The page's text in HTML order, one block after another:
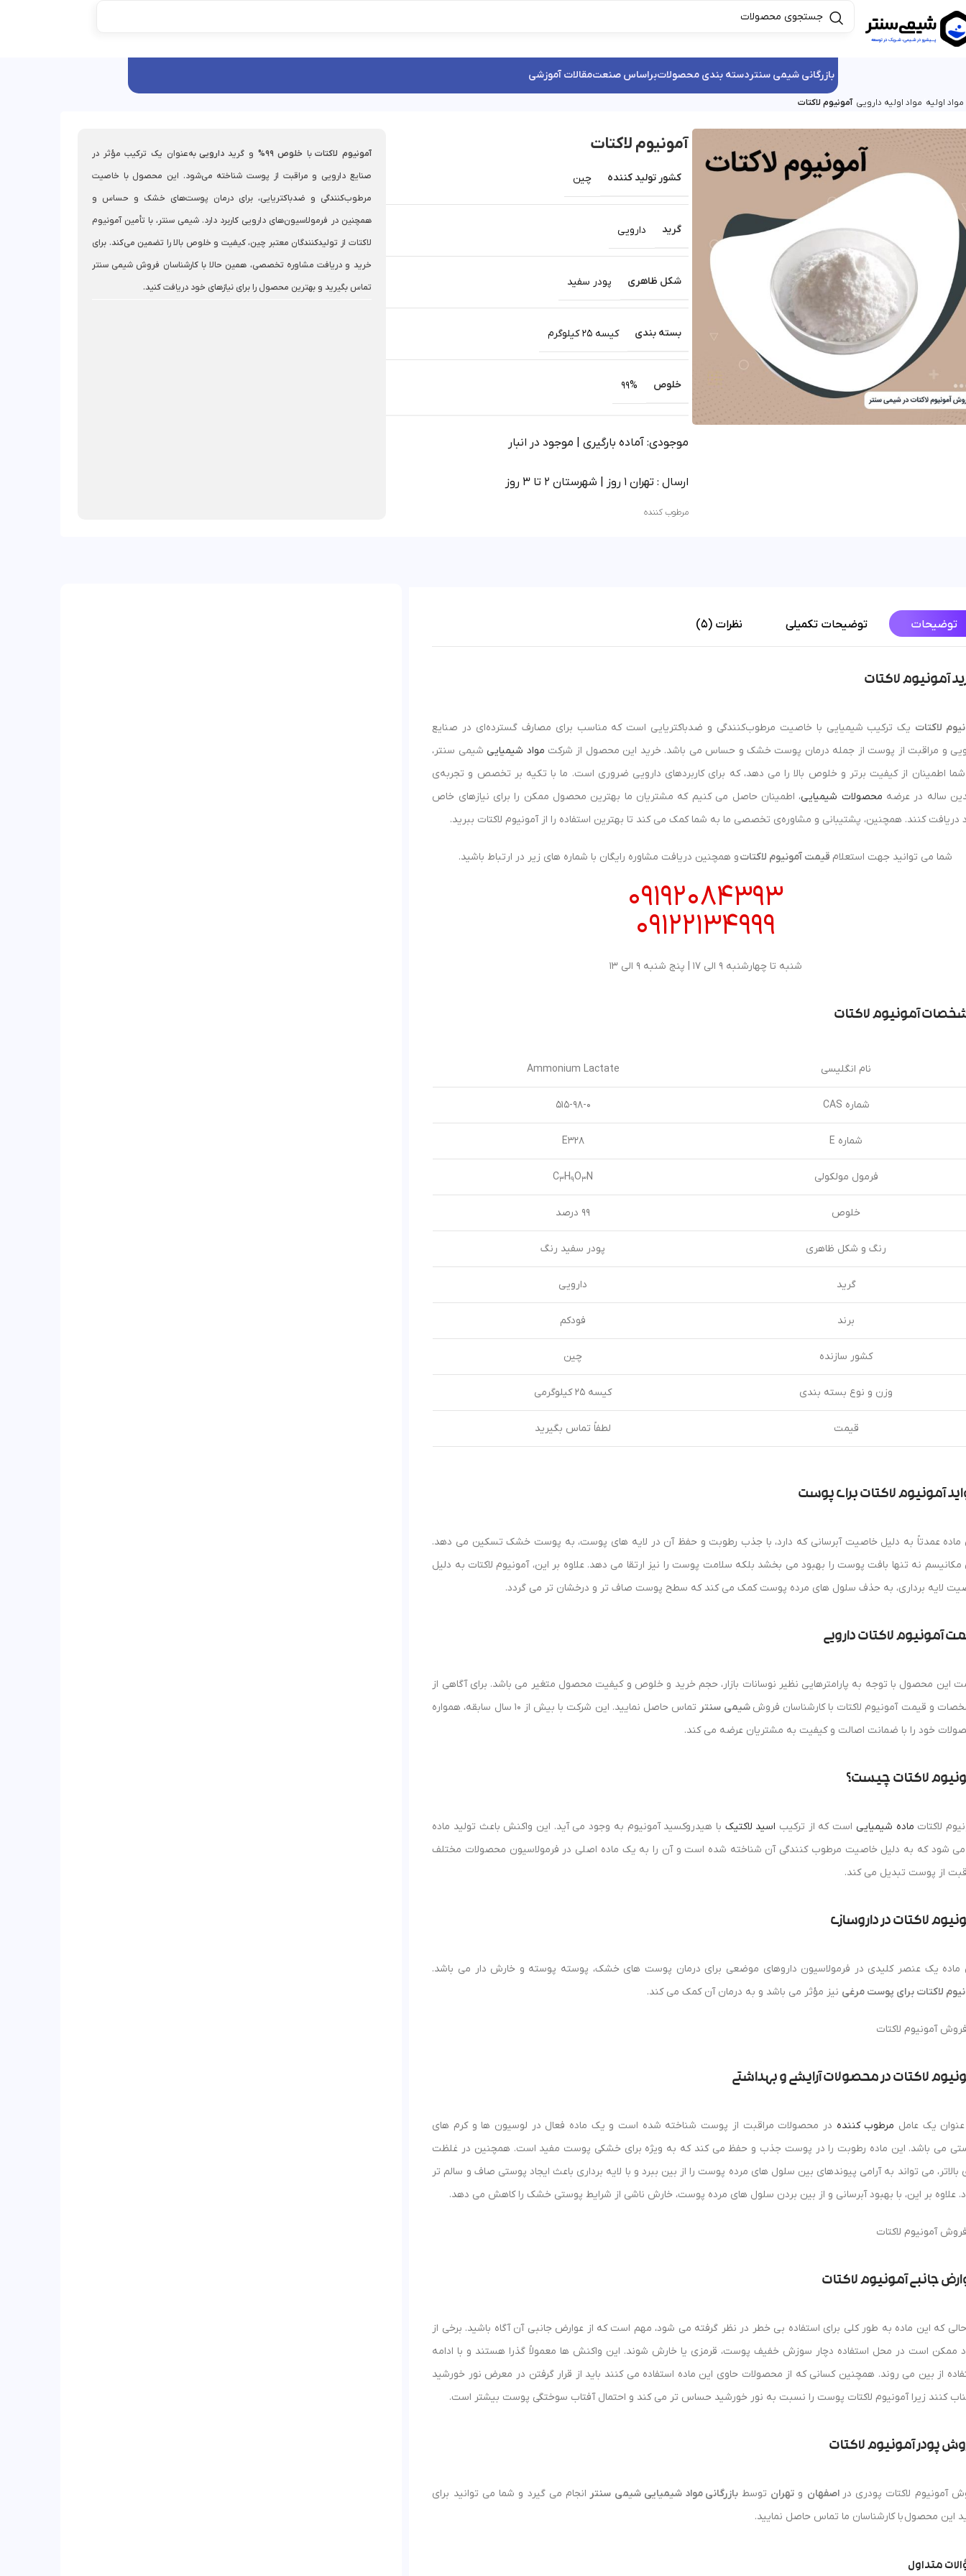
بازرگانی شیمی سنتردسته بندی محصولاتبراساس صنعتمقالات آموزشی
اولیه مواد اولیه دارویی آمونیوم لاکتات
آمونیوم لاکتات
کشور تولید کننده چین
گرید دارویی
شکل ظاهری پودر سفید
بسته بندی کیسه 25 کیلوگرم
خلوص 99%
موجودی: آماده بارگیری | موجود در انبار
ارسال : تهران 1 روز | شهرستان 2 تا 3 روز
مرطوب کننده
آمونیوم لاکتات با خلوص 99% و گریددارویی به‌عنوان یک ترکیب مؤثر در
صنایع دارویی و مراقبت از پوست شناخته می‌شود. این محصول با خاصیت
مرطوب‌کنندگی و ضدباکتریایی، برای درمان پوست‌های خشک و حساس و
همچنین در فرمولاسیون‌های دارویی کاربرد دارد. شیمی سنتر، با تأمین آمونیوم
لاکتات از تولیدکنندگان معتبر چین، کیفیت و خلوص بالا را تضمین می‌کند. برای
خرید و دریافت مشاوره تخصصی، همین حالا با کارشناسان فروش شیمی سنتر
تماس بگیرید و بهترین محصول را برای نیازهای خود دریافت کنید.
توضیحات توضیحات تکمیلی نظرات (5)
آمونیوم لاکتات
لاکتات یک ترکیب شیمیایی با خاصیت مرطوب‌کنندگی و ضدباکتریایی است که مناسب برای مصارف گسترده‌ای در صنایع
و مراقبت از پوست از جمله درمان پوست خشک و حساس می باشد. خرید این محصول از شرکت مواد شیمیایی شیمی سنتر،
اطمینان از کیفیت برتر و خلوص بالا را می‌ دهد، که برای کاربردهای دارویی ضروری است. ما با تکیه بر تخصص و تجربه‌ی
ساله در عرضه محصولات شیمیایی، اطمینان حاصل می‌ کنیم که مشتریان ما بهترین محصول ممکن را برای نیازهای خاص
دریافت کنند. همچنین، پشتیبانی و مشاوره‌ی تخصصی ما به شما کمک می‌ کند تا بهترین استفاده را از آمونیوم لاکتات ببرید.
شما می توانید جهت استعلام قیمت آمونیوم لاکتاتو همچنین دریافت مشاوره رایگان با شماره های زیر در ارتباط باشید.
09192084393
09122134999
شنبه تا چهارشنبه 9 الی 17 | پنج شنبه 9 الی 13
آمونیوم لاکتات
نام انگلیسی Ammonium Lactate
شماره CAS 515-98-0
شماره E E328
فرمول مولکولی C3H9O3N
خلوص 99 درصد
رنگ و شکل ظاهری پودر سفید رنگ
گرید دارویی
برند فودکم
کشور سازنده چین
وزن و نوع بسته بندی کیسه 25 کیلوگرمی
قیمت لطفاً تماس بگیرید
آمونیوم لاکتات برای پوست
ماده عمدتاً به دلیل خاصیت آبرسانی که دارد، با جذب رطوبت و حفظ آن در لایه های پوست، به پوست خشک تسکین می دهد.
مکانیسم نه تنها بافت پوست را بهبود می بخشد بلکه سلامت پوست را نیز ارتقا می دهد. علاوه بر این، آمونیوم لاکتات به دلیل
لایه برداری، به حذف سلول های مرده پوست کمک می کند که سطح پوست صاف تر و درخشان تر می گردد.
آمونیوم لاکتات دارویی
این محصول با توجه به پارامترهایی نظیر نوسانات بازار، حجم خرید و خلوص و کیفیت محصول متغیر می باشد. برای آگاهی از
و قیمت آمونیوم لاکتات با کارشناسان فروش شیمی سنتر
تماس حاصل نمایید. این شرکت با بیش از 10 سال سابقه، همواره
خود را با ضمانت اصالت و کیفیت به مشتریان عرضه می‌ کند.
لاکتات چیست؟
لاکتات ماده شیمیایی است که از ترکیب اسید لاکتیک با هیدروکسید آمونیوم به وجود می آید. این واکنش باعث تولید ماده
شود که به دلیل خاصیت مرطوب کنندگی آن شناخته شده است و آن را به یک ماده اصلی در فرمولاسیون محصولات مختلف
از پوست تبدیل می کند.
لاکتات در داروسازی
ماده یک عنصر کلیدی در فرمولاسیون داروهای موضعی برای درمان پوست های خشک، پوسته پوسته و خارش دار می باشد.
لاکتات برای پوست مرغی نیز مؤثر می باشد و به درمان آن کمک می کند.
لاکتات در محصولات آرایشی و بهداشتی
یک عامل مرطوب کننده در محصولات مراقبت از پوست شناخته شده است و یک ماده فعال در لوسیون ها و کرم های
می باشد. این ماده رطوبت را در پوست جذب و حفظ می کند که به ویژه برای خشکی پوست مفید است. همچنین در غلظت
بالاتر، می تواند به آرامی پیوندهای بین سلول های مرده پوست را از بین ببرد و با لایه برداری باعث ایجاد پوستی صاف و سالم تر
علاوه بر این، با بهبود آبرسانی و از بین بردن سلول های مرده پوست، خارش ناشی از شرایط پوستی خشک را کاهش می دهد.
جانبی آمونیوم لاکتات
که این ماده به طور کلی برای استفاده بی خطر در نظر گرفته می شود، مهم است که از عوارض جانبی آن آگاه باشید. برخی از
ممکن است در محل استفاده دچار سوزش خفیف پوست، قرمزی یا خارش شوند. این واکنش ها معمولاً گذرا هستند و با ادامه
از بین می روند. همچنین کسانی که از محصولات حاوی این ماده استفاده می کنند باید از قرار گرفتن در معرض نور خورشید
کنند زیرا آمونیوم لاکتات پوست را نسبت به نور خورشید حساس تر می کند و احتمال آفتاب سوختگی پوست بیشتر است.
پودر آمونیوم لاکتات
آمونیوم لاکتات پودری در اصفهان و تهران توسطبازرگانی مواد شیمیایی شیمی سنتر انجام می گیرد و شما می توانید برای
این محصول با کارشناسان ما تماس حاصل نمایید.
متداول